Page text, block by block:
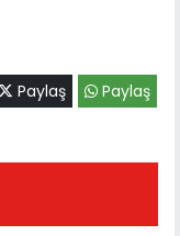
Paylaş Paylaş